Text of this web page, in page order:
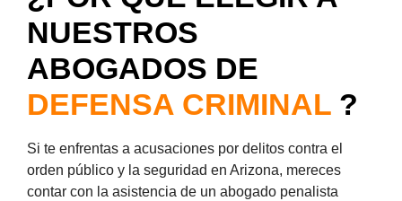
NUESTROS
ABOGADOS DE
DEFENSA CRIMINAL ?
Si te enfrentas a acusaciones por delitos contra el
orden público y la seguridad en Arizona, mereces
contar con la asistencia de un abogado penalista